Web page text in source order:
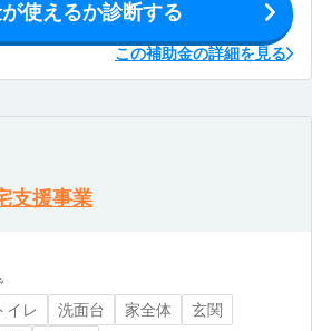
使えるか診断する
この補助金の詳細を見る
支援事業
イレ 洗面台 家全体
玄関